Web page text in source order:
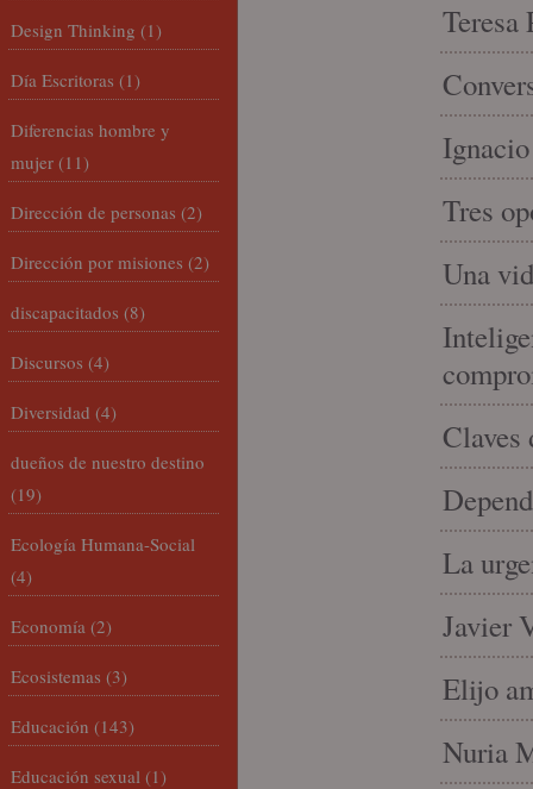
Teresa
Tres
Una
Claves
La
Javier
Elijo
Nuria
Design Thinking (1)
Día Escritoras (1)
Diferencias hombre y
mujer (11)
Dirección de personas (2)
Dirección por misiones (2)
discapacitados (8)
Discursos (4)
Diversidad (4)
dueños de nuestro destino
(19)
Ecología Humana-Social
(4)
Economía (2)
Ecosistemas (3)
Educación (143)
Educación sexual (1)